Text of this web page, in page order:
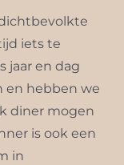
iets te
jaar en dag
en hebben we
diner mogen
is ook een
in